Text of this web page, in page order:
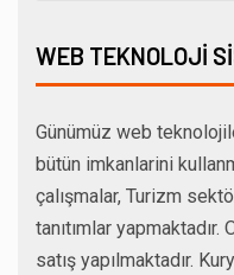
WEB TEKNOLOJI
Günümüz web
bütün imkanlarini
çalışmalar, Turizm
tanıtımlar
satış yapılmaktadır.